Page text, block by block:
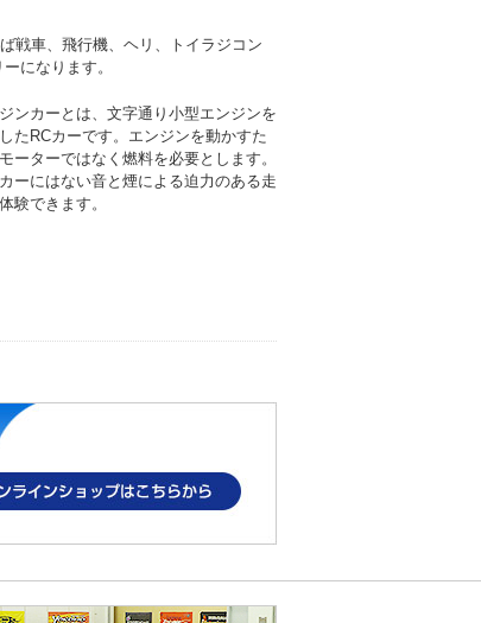
戦車、飛行機、ヘリ、トイラジコン
になります。
ンカーとは、文字通り小型エンジンを
たRCカーです。エンジンを動かすた
ーターではなく燃料を必要とします。
ーにはない音と煙による迫力のある走
験できます。